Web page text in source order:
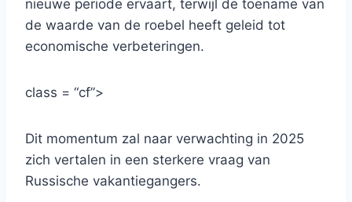
nieuwe periode ervaart, terwijl de toename van
de waarde van de roebel heeft geleid tot
economische verbeteringen.
class = “cf”>
Dit momentum zal naar verwachting in 2025
zich vertalen in een sterkere vraag van
Russische vakantiegangers.